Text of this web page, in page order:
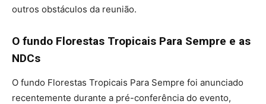
outros obstáculos da reunião.
O fundo Florestas Tropicais Para Sempre e as
NDCs
O fundo Florestas Tropicais Para Sempre foi anunciado
recentemente durante a pré-conferência do evento,